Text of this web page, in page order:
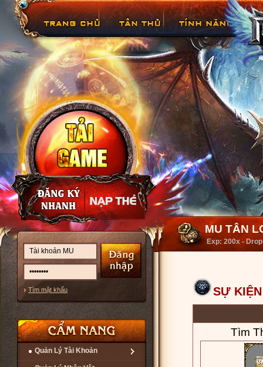
Tìm mật khẩu
Quản Lý Tài Khoản
MU TÂN
Exp: 200x -
SỰ
Tìm